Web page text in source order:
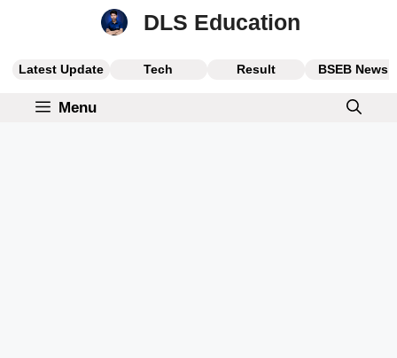
DLS Education
Latest Update Tech Result BSEB News
Menu